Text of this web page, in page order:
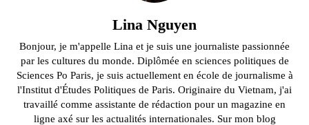
Lina Nguyen
Bonjour, je m'appelle Lina et je suis une journaliste passionnée
par les cultures du monde. Diplômée en sciences politiques de
Sciences Po Paris, je suis actuellement en école de journalisme à
l'Institut d'Études Politiques de Paris. Originaire du Vietnam, j'ai
travaillé comme assistante de rédaction pour un magazine en
ligne axé sur les actualités internationales. Sur mon blog